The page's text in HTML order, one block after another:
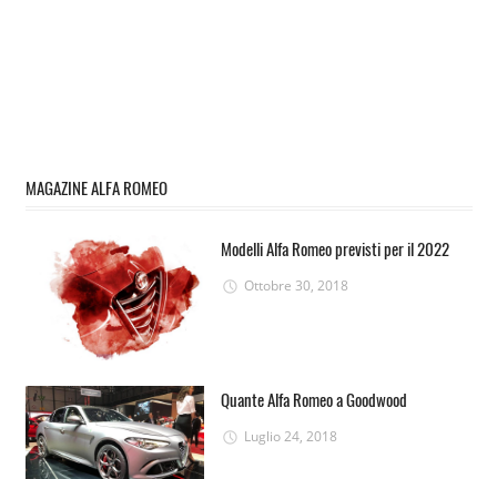
MAGAZINE ALFA ROMEO
Modelli Alfa Romeo previsti per il 2022
Ottobre 30, 2018
Quante Alfa Romeo a Goodwood
Luglio 24, 2018